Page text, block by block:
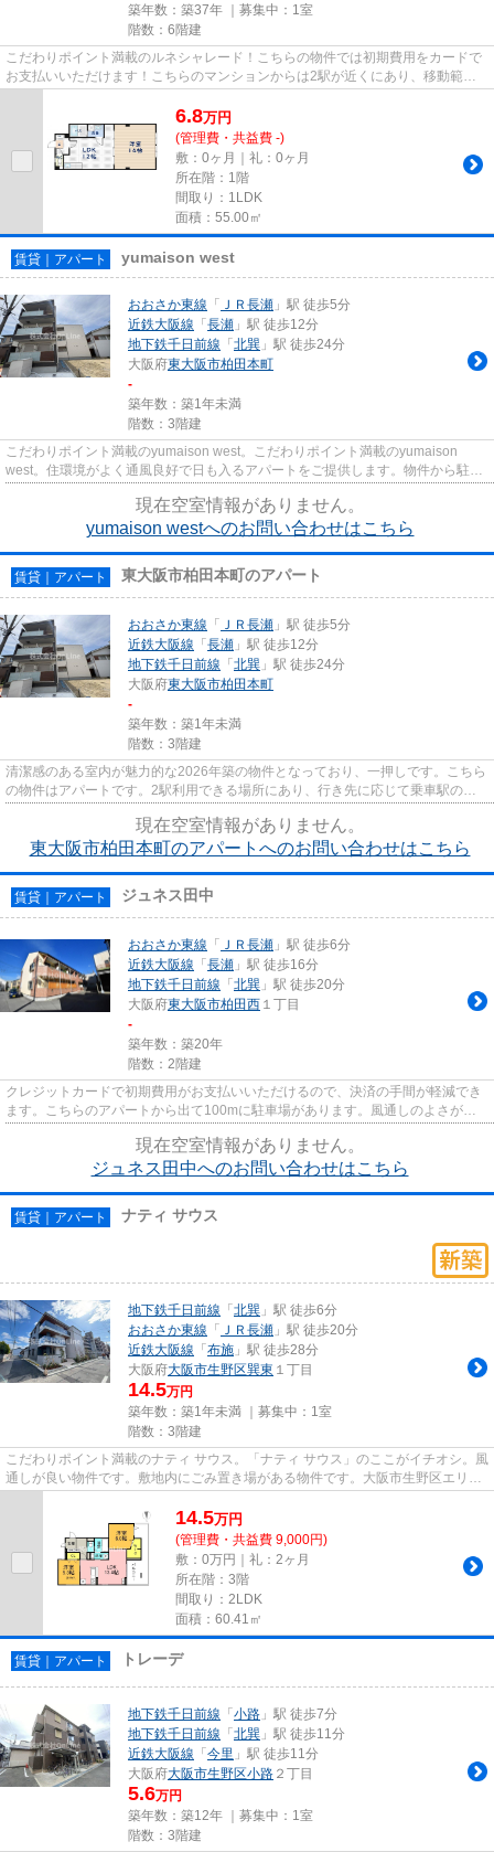
築年数：築37年 ｜募集中： 1室
階数：6階建
こだわりポイント満載のルネシャレード！こちらの物件では初期費用をカードで
お支払いいただけます！こちらのマンションからは2駅が近くにあり、移動範囲
も広がります！こちらはマンシ...
6.8万円
(管理費・共益費 -)
敷：0ヶ月｜礼：0ヶ月
所在階：1階
間取り：1LDK
面積：55.00㎡
賃貸｜アパート yumaison west
おおさか東線 「 ＪＲ長瀬 」駅 徒歩5分
近鉄大阪線 「長瀬 」駅 徒歩12分
地下鉄千日前線 「北巽 」駅 徒歩24分
大阪府東大阪市柏田本町
-
築年数：築1年未満
階数：3階建
こだわりポイント満載のyumaison west。こだわりポイント満載のyumaison
west。住環境がよく通風良好で日も入るアパートをご提供します。物件から駐車
場までの距離は100mです。できる...
現在空室情報がありません。
yumaison westへのお問い合わせはこちら
賃貸｜アパート 東大阪市柏田本町のアパート
おおさか東線 「 ＪＲ長瀬 」駅 徒歩5分
近鉄大阪線 「長瀬 」駅 徒歩12分
地下鉄千日前線 「北巽 」駅 徒歩24分
大阪府東大阪市柏田本町
-
築年数：築1年未満
階数：3階建
清潔感のある室内が魅力的な2026年築の物件となっており、一押しです。こちら
の物件はアパートです。2駅利用できる場所にあり、行き先に応じて乗車駅の使
い分けができます。眺望良好で...
現在空室情報がありません。
東大阪市柏田本町のアパートへのお問い合わせはこちら
賃貸｜アパート ジュネス田中
おおさか東線 「 ＪＲ長瀬 」駅 徒歩6分
近鉄大阪線 「長瀬 」駅 徒歩16分
地下鉄千日前線 「北巽 」駅 徒歩20分
大阪府東大阪市柏田西 １丁目
-
築年数：築20年
階数：2階建
クレジットカードで初期費用がお支払いいただけるので、決済の手間が軽減でき
ます。こちらのアパートから出て100mに駐車場があります。風通しのよさが魅
力のアパートです。こちらの物...
現在空室情報がありません。
ジュネス田中へのお問い合わせはこちら
賃貸｜アパート ナティ サウス
地下鉄千日前線 「北巽 」駅 徒歩6分
おおさか東線 「 ＪＲ長瀬 」駅 徒歩20分
近鉄大阪線 「布施 」駅 徒歩28分
大阪府大阪市生野区巽東 １丁目
14.5万円
築年数：築1年未満 ｜募集中： 1室
階数：3階建
こだわりポイント満載のナティ サウス。「ナティ サウス」のここがイチオシ。風
通しが良い物件です。敷地内にごみ置き場がある物件です。大阪市生野区エリア
にある賃貸情報のことなら...
14.5万円
(管理費・共益費 9,000円)
敷：0万円｜礼：2ヶ月
所在階：3階
間取り：2LDK
面積：60.41㎡
賃貸｜アパート トレーデ
地下鉄千日前線 「小路 」駅 徒歩7分
地下鉄千日前線 「北巽 」駅 徒歩11分
近鉄大阪線 「今里 」駅 徒歩11分
大阪府大阪市生野区小路 ２丁目
5.6万円
築年数：築12年 ｜募集中： 1室
階数：3階建